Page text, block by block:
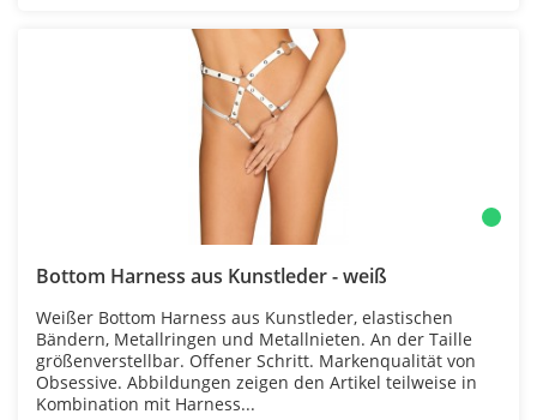
Bottom Harness aus Kunstleder - weiß
Weißer Bottom Harness aus Kunstleder, elastischen
Bändern, Metallringen und Metallnieten. An der Taille
größenverstellbar. Offener Schritt. Markenqualität von
Obsessive. Abbildungen zeigen den Artikel teilweise in
Kombination mit Harness...